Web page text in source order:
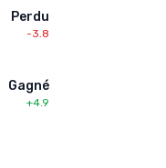
Perdu
-3.8
Gagné
+4.9